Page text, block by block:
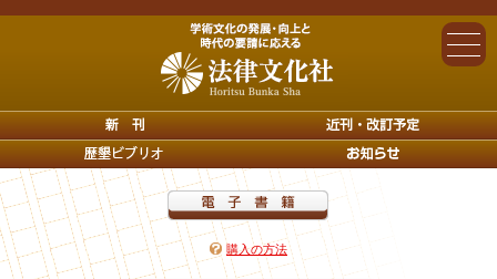
購入の方法